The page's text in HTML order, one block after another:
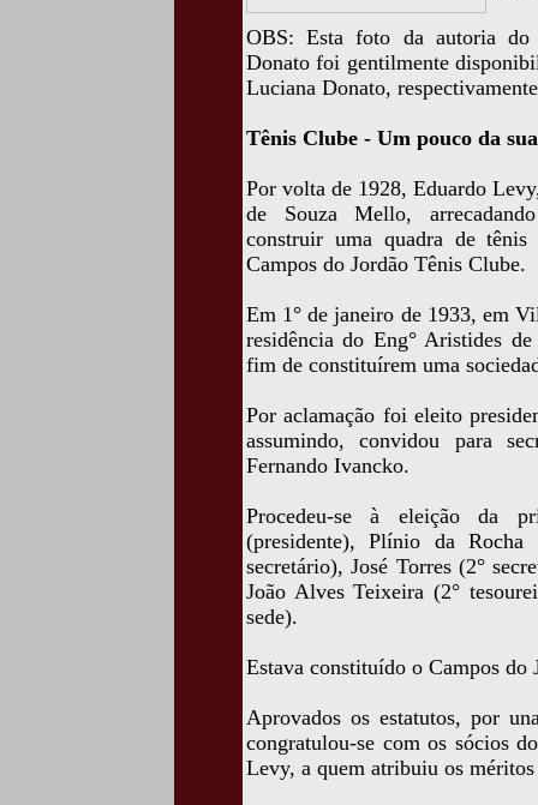
OBS: Esta foto da autoria do
Donato foi gentilmente
Luciana Donato,
Tênis Clube - Um pouco da
Por volta de 1928, Eduardo
de Souza Mello,
construir uma quadra de
Campos do Jordão Tênis Clube.
Em 1° de janeiro de 1933, em
residência do Eng° Aristides
fim de constituírem uma
Por aclamação foi eleito
assumindo, convidou para
Fernando Ivancko.
Procedeu-se à eleição da
(presidente), Plínio da
secretário), José Torres (2°
João Alves Teixeira (2°
sede).
Estava constituído o Campos do
Aprovados os estatutos, por
congratulou-se com os sócios
Levy, a quem atribuiu os